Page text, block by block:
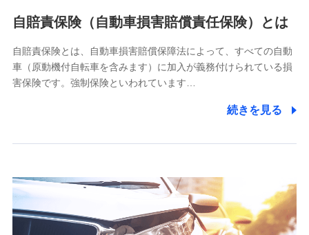
除き、第三者に提供いたしません。
業務の委託
当社は利用目的の達成に必要な範囲内において個人情報の取
【共同して利用される利用データの項目】
当社又は株式会社NTTドコモがサービス提供等を通じて取得
した、以下の情報などの個人データ
自賠責保険（自動車損害賠償責任保険）とは
自賠責保険とは、自動車損害賠償保障法によって、すべての自動
車（原動機付自転車を含みます）に加入が義務付けられている損
害保険です。強制保険といわれています…
続きを見る